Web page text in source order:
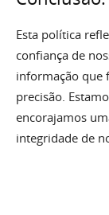
Esta política
confiança de
informação que
precisão.
encorajamos
integridade de